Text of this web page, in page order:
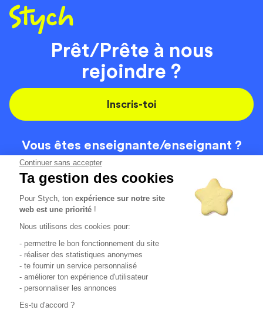
Continuer sans accepter
Ta gestion des cookies
Pour Stych, tonexpérience sur notre site
web est une priorité !
Nous utilisons des cookies pour:
- permettre le bon fonctionnement du site
- réaliser des statistiques anonymes
- te fournir un service personnalisé
- améliorer ton expérience d'utilisateur
- personnaliser les annonces
Es-tu d'accord ?
Prêt/Prête à nous
rejoindre ?
Inscris-toi
Vous êtes enseignante/enseignant ?
On recrute
Code de la route
Localisation
Contact
Tous les avis clients4.6/5 (51148 avis publiés)